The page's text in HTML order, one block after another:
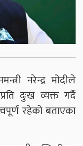
नरेन्द्र मोदीले
दुःख व्यक्त गर्दै
रहेको बताएका